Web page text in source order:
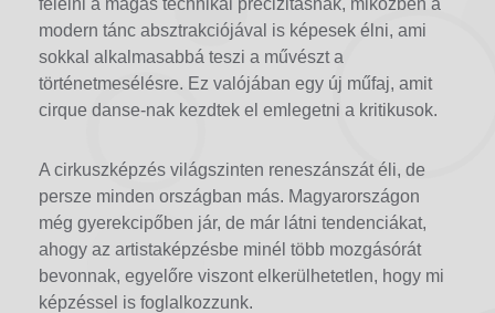
felelni a magas technikai precizitásnak, miközben a
modern tánc absztrakciójával is képesek élni, ami
sokkal alkalmasabbá teszi a művészt a
történetmesélésre. Ez valójában egy új műfaj, amit
cirque danse-nak kezdtek el emlegetni a kritikusok.
A cirkuszképzés világszinten reneszánszát éli, de
persze minden országban más. Magyarországon
még gyerekcipőben jár, de már látni tendenciákat,
ahogy az artistaképzésbe minél több mozgásórát
bevonnak, egyelőre viszont elkerülhetetlen, hogy mi
képzéssel is foglalkozzunk.